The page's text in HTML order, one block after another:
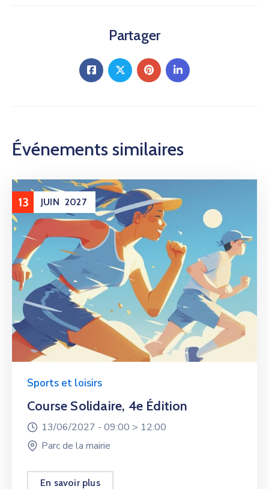
Partager
Événements similaires
13 JUIN 2027
Sports et loisirs
Course Solidaire, 4e Édition
13/06/2027 - 09:00 > 12:00
Parc de la mairie
En savoir plus